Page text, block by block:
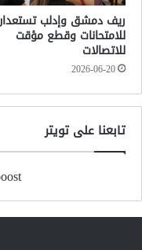
ريف دمشق وإدلب
للامتحانات وقطع مؤقت
للاتصالات
2026-06-20
تابعنا على تويتر